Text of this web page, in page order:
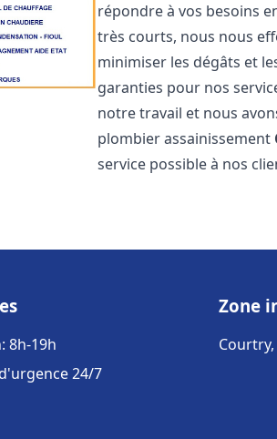
répondre à vos besoins
très courts, nous nous
minimiser les dégâts et
garanties pour nos
notre travail et nous
plombier assainissement
service possible à nos
8h-19h
24/7
Zone